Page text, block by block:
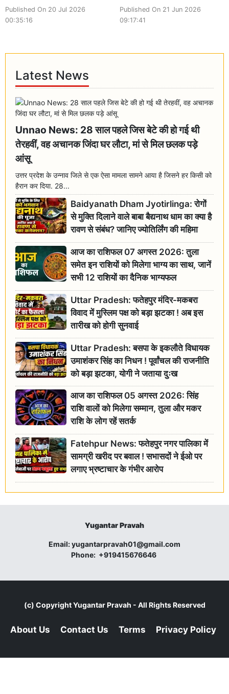
Published On 20 Jul 2026
00:35:16
Published On 21 Jun 2026
09:17:41
Latest News
Unnao News: 28 साल पहले जिस बेटे की हो गई थी
तेरहवीं, वह अचानक जिंदा घर लौटा, मां से मिल छलक पड़े
आंसू
उत्तर प्रदेश के उन्नाव जिले से एक ऐसा मामला सामने आया है जिसने हर किसी को
हैरान कर दिया. 28...
Baidyanath Dham Jyotirlinga: रोगों
से मुक्ति दिलाने वाले बाबा बैद्यनाथ धाम का क्या है
रावण से संबंध? जानिए ज्योतिर्लिंग की महिमा
आज का राशिफल 07 अगस्त 2026: तुला
समेत इन राशियों को मिलेगा भाग्य का साथ, जानें
सभी 12 राशियों का दैनिक भाग्यफल
Uttar Pradesh: फतेहपुर मंदिर-मकबरा
विवाद में मुस्लिम पक्ष को बड़ा झटका ! अब इस
तारीख को होगी सुनवाई
Uttar Pradesh: बसपा के इकलौते विधायक
उमाशंकर सिंह का निधन ! पूर्वांचल की राजनीति
को बड़ा झटका, योगी ने जताया दुःख
आज का राशिफल 05 अगस्त 2026: सिंह
राशि वालों को मिलेगा सम्मान, तुला और मकर
राशि के लोग रहें सतर्क
Fatehpur News: फतेहपुर नगर पालिका में
सामग्री खरीद पर बवाल ! सभासदों ने ईओ पर
लगाए भ्रष्टाचार के गंभीर आरोप
Yugantar Pravah
Email:yugantarpravah01@gmail.com
Phone: +919415676646
(c) CopyrightYugantar Pravah - All Rights Reserved
About Us Contact Us Terms Privacy Policy